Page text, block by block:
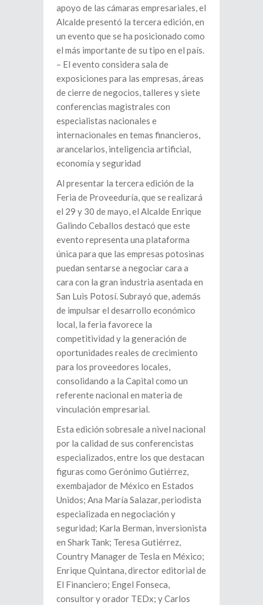
apoyo de las cámaras empresariales, el
Alcalde presentó la tercera edición, en
un evento que se ha posicionado como
el más importante de su tipo en el país.
– El evento considera sala de
exposiciones para las empresas, áreas
de cierre de negocios, talleres y siete
conferencias magistrales con
especialistas nacionales e
internacionales en temas financieros,
arancelarios, inteligencia artificial,
economía y seguridad
Al presentar la tercera edición de la
Feria de Proveeduría, que se realizará
el 29 y 30 de mayo, el Alcalde Enrique
Galindo Ceballos destacó que este
evento representa una plataforma
única para que las empresas potosinas
puedan sentarse a negociar cara a
cara con la gran industria asentada en
San Luis Potosí. Subrayó que, además
de impulsar el desarrollo económico
local, la feria favorece la
competitividad y la generación de
oportunidades reales de crecimiento
para los proveedores locales,
consolidando a la Capital como un
referente nacional en materia de
vinculación empresarial.
Esta edición sobresale a nivel nacional
por la calidad de sus conferencistas
especializados, entre los que destacan
figuras como Gerónimo Gutiérrez,
exembajador de México en Estados
Unidos; Ana María Salazar, periodista
especializada en negociación y
seguridad; Karla Berman, inversionista
en Shark Tank; Teresa Gutiérrez,
Country Manager de Tesla en México;
Enrique Quintana, director editorial de
El Financiero; Engel Fonseca,
consultor y orador TEDx; y Carlos